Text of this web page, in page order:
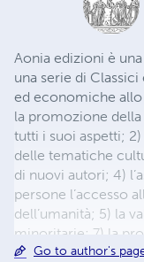
Aonia edizioni è
una serie di
ed economiche allo
la promozione
tutti i suoi aspetti;
delle tematiche
di nuovi autori; 4)
persone l’accesso
dell’umanità; 5) la
minoritarie; 7) la
italiana.
Go to author's